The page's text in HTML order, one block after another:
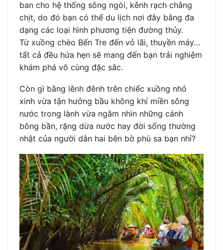
ban cho hệ thống sông ngòi, kênh rạch chằng
chịt, do đó bạn có thể du lịch nơi đây bằng đa
dạng các loại hình phương tiện đường thủy.
Từ xuồng chèo Bến Tre đến vỏ lãi, thuyền máy…
tất cả đều hứa hẹn sẽ mang đến bạn trải nghiệm
khám phá vô cùng đặc sắc.
Còn gì bằng lênh đênh trên chiếc xuồng nhỏ
xinh vừa tận hưởng bầu không khí miền sông
nước trong lành vừa ngắm nhìn những cánh
bông bần, rặng dừa nước hay đời sống thường
nhật của người dân hai bên bờ phù sa bạn nhỉ?